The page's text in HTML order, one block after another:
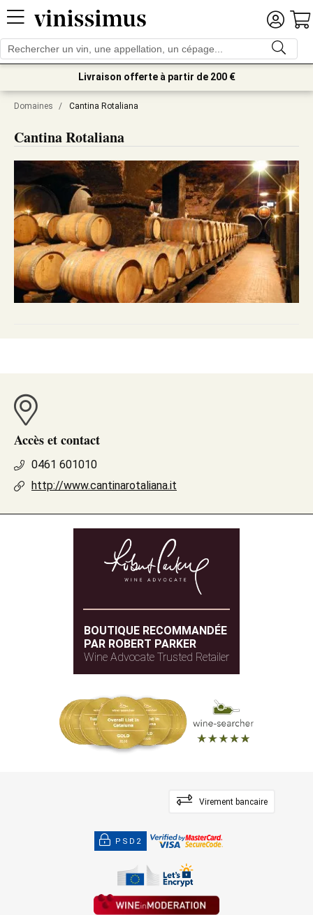
Livraison offerte à partir de 200 €
Domaines / Cantina Rotaliana
Cantina Rotaliana
Accès et contact
0461 601010
http://www.cantinarotaliana.it
BOUTIQUE RECOMMANDÉE
PAR ROBERT PARKER
Wine Advocate Trusted Retailer
Virement bancaire
PSD2